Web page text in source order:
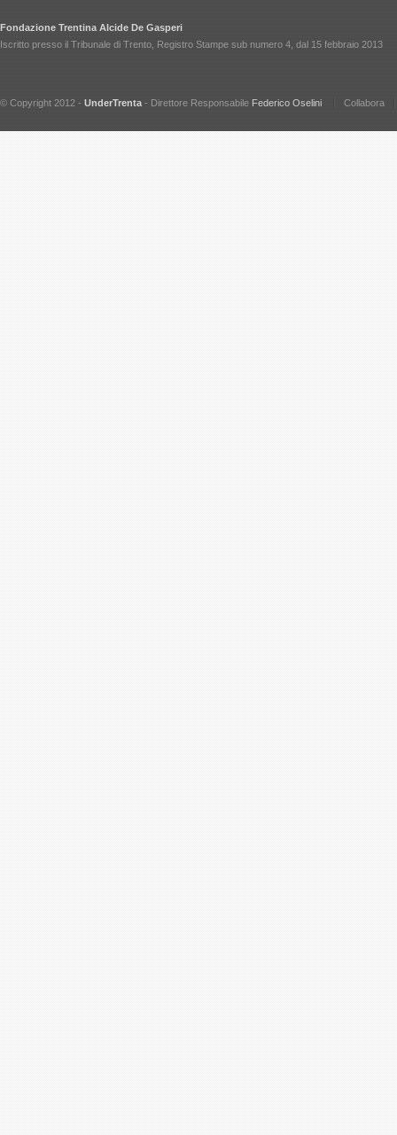
Fondazione Trentina Alcide De Gasperi
Iscritto presso il Tribunale di Trento, Registro Stampe sub numero 4, dal 15 febbraio 2013
© Copyright 2012 - UnderTrenta - Direttore Responsabile Federico Oselini Collabora